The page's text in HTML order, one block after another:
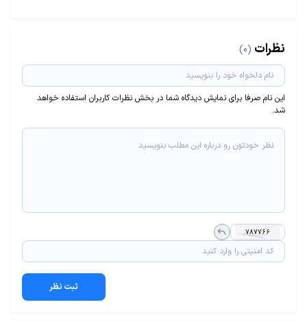
نظرات (0)
این نام صرفا برای نمایش دیدگاه شما در بخش نظرات کاربران استفاده خواهد
شد.
ثبت نظر